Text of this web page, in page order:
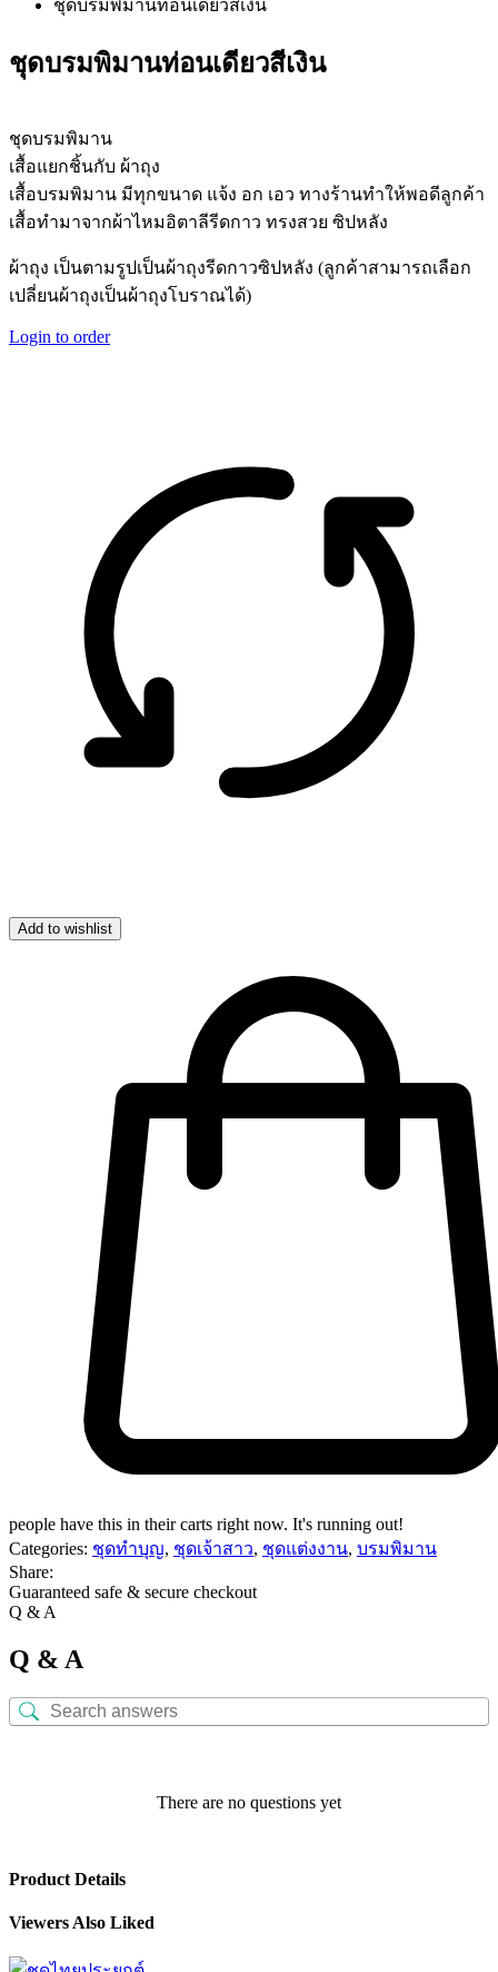
ชุดบรมพิมานท่อนเดียวสีเงิน
ชุดบรมพิมานท่อนเดียวสีเงิน
ชุดบรมพิมาน
เสื้อแยกชิ้นกับ ผ้าถุง
เสื้อบรมพิมาน มีทุกขนาด แจ้ง อก เอว ทางร้านทำให้พอดีลูกค้า
เสื้อทำมาจากผ้าไหมอิตาลีรีดกาว ทรงสวย ซิปหลัง
ผ้าถุง เป็นตามรูปเป็นผ้าถุงรีดกาวซิปหลัง (ลูกค้าสามารถเลือก
เปลี่ยนผ้าถุงเป็นผ้าถุงโบราณได้)
Login to order
Add to wishlist
people have this in their carts right now. It's running out!
Categories: ชุดทำบุญ, ชุดเจ้าสาว, ชุดแต่งงาน, บรมพิมาน
Share:
Guaranteed safe & secure checkout
Q & A
Q & A
There are no questions yet
Product Details
Viewers Also Liked